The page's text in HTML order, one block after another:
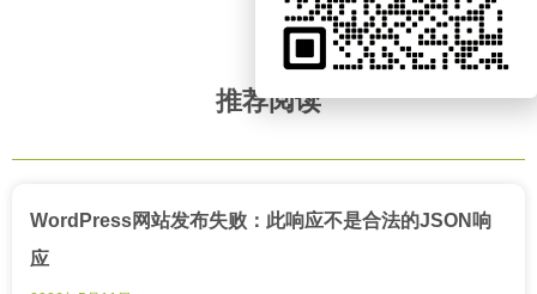
推荐阅读
WordPress网站发布失败：此响应不是合法的JSON响
应